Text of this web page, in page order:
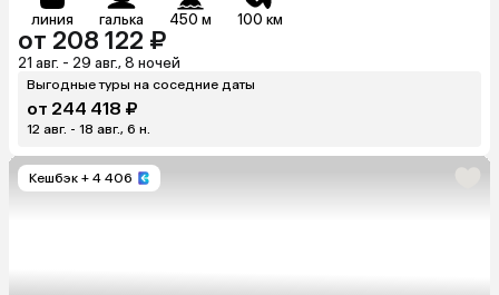
линия галька 450 м 100 км
от 208 122 ₽
21 авг. - 29 авг., 8 ночей
Выгодные туры на соседние даты
от 244 418 ₽
12 авг. - 18 авг., 6 н.
Кешбэк + 4 406